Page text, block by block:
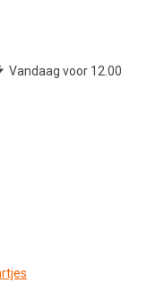
Vandaag voor 12.00